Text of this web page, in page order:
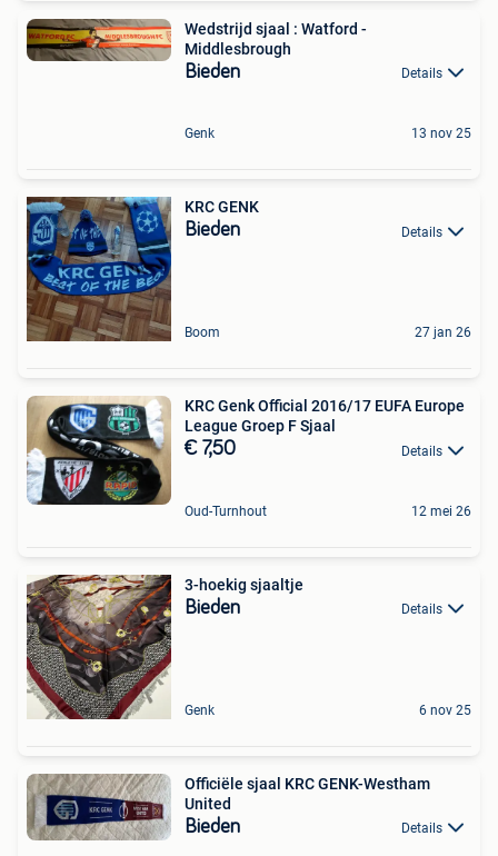
Wedstrijd sjaal : Watford -
Middlesbrough
Bieden Details
Genk 13 nov 25
KRC GENK
Bieden Details
Boom 27 jan 26
KRC Genk Official 2016/17 EUFA Europe
League Groep F Sjaal
€ 7,50 Details
Oud-Turnhout 12 mei 26
3-hoekig sjaaltje
Bieden Details
Genk 6 nov 25
Officiële sjaal KRC GENK-Westham
United
Bieden Details